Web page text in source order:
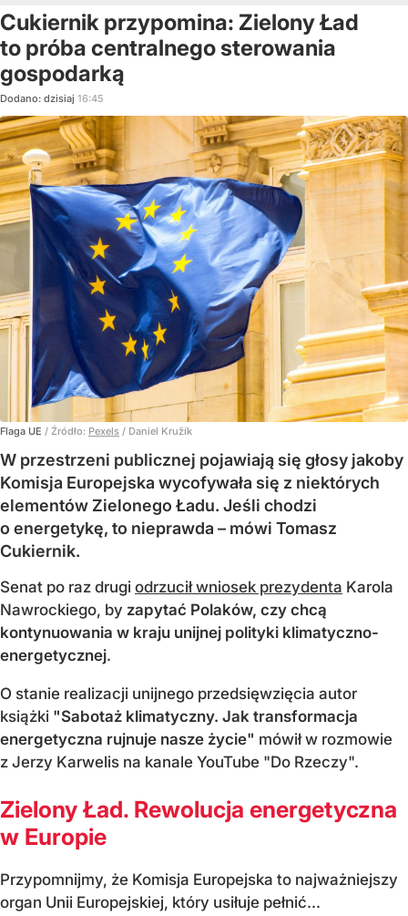
Cukiernik przypomina: Zielony Ład
to próba centralnego sterowania
gospodarką
Dodano: dzisiaj 16:45
Flaga UE / Źródło: Pexels / Daniel Kružík
W przestrzeni publicznej pojawiają się głosy jakoby
Komisja Europejska wycofywała się z niektórych
elementów Zielonego Ładu. Jeśli chodzi
o energetykę, to nieprawda – mówi Tomasz
Cukiernik.
Senat po raz drugi odrzucił wniosek prezydenta Karola
Nawrockiego, by zapytać Polaków, czy chcą
kontynuowania w kraju unijnej polityki klimatyczno-
energetycznej.
O stanie realizacji unijnego przedsięwzięcia autor
książki "Sabotaż klimatyczny. Jak transformacja
energetyczna rujnuje nasze życie" mówił w rozmowie
z Jerzy Karwelis na kanale YouTube "Do Rzeczy".
Zielony Ład. Rewolucja energetyczna
w Europie
Przypomnijmy, że Komisja Europejska to najważniejszy
organ Unii Europejskiej, który usiłuje pełnić...